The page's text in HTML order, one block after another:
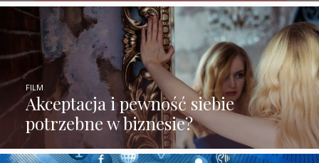
Akceptacja i pewność siebie
potrzebne w biznesie?
FILM